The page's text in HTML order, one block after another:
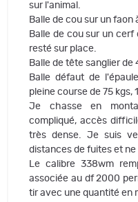
sur l'animal.
Balle de cou sur un faon
Balle de cou sur un cerf
resté sur place.
Balle de tête sanglier de
Balle défaut de
pleine course de 75 kgs,
Je chasse en
compliqué, accès
très dense. Je suis
distances de fuites et
Le calibre 338wm
associée au df 2000
tir avec une quantité en